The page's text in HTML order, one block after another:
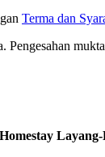
Terma dan
Pengesahan
Homestay